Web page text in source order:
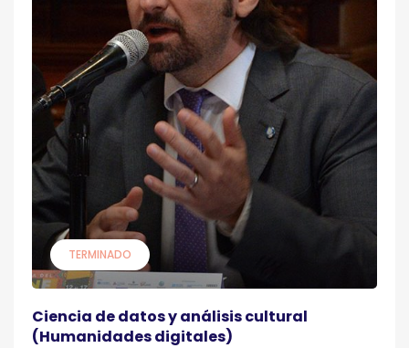
TERMINADO
Ciencia de datos y análisis cultural
(Humanidades digitales)